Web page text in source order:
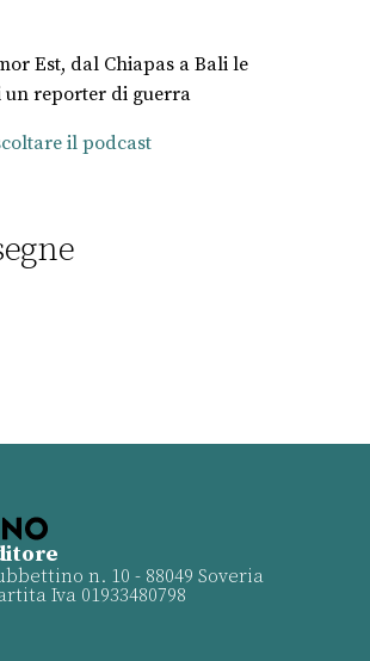
Est, dal Chiapas a Bali le
un reporter di guerra
il podcast
n. 10 - 88049 Soveria
Iva 01933480798